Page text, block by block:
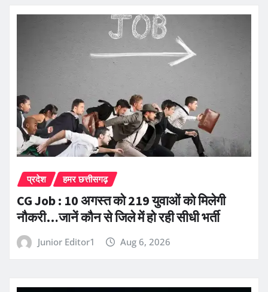
प्रदेश हमर छत्तीसगढ़
CG Job : 10 अगस्त को 219 युवाओं को मिलेगी
नौकरी…जानें कौन से जिले में हो रही सीधी भर्ती
Junior Editor1 Aug 6, 2026